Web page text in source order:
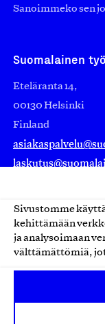
Sivustomme
kehittämään
ja analysoimaan
välttämättömiä,
Sanoimmeko sen
Suomalainen
Eteläranta 14,
00130 Helsinki
Finland
Avainlippu